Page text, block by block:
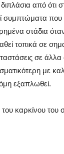
από ότι
συμπτώματα
στάδια
τοπικά σε
σε
με
εξαπλωθεί.
καρκίνου του